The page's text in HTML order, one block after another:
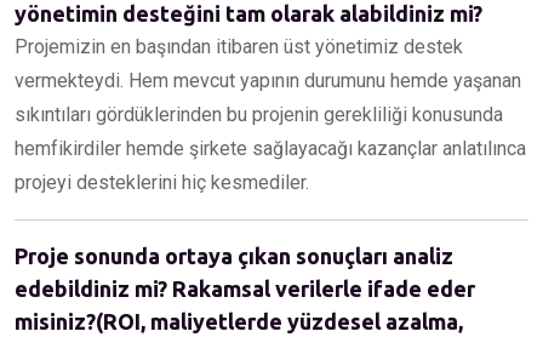
yönetimin desteğini tam olarak alabildiniz mi?
Projemizin en başından itibaren üst yönetimiz destek
vermekteydi. Hem mevcut yapının durumunu hemde yaşanan
sıkıntıları gördüklerinden bu projenin gerekliliği konusunda
hemfikirdiler hemde şirkete sağlayacağı kazançlar anlatılınca
projeyi desteklerini hiç kesmediler.
Proje sonunda ortaya çıkan sonuçları analiz
edebildiniz mi? Rakamsal verilerle ifade eder
misiniz?(ROI, maliyetlerde yüzdesel azalma,